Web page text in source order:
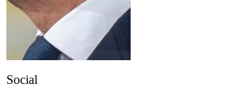
Social